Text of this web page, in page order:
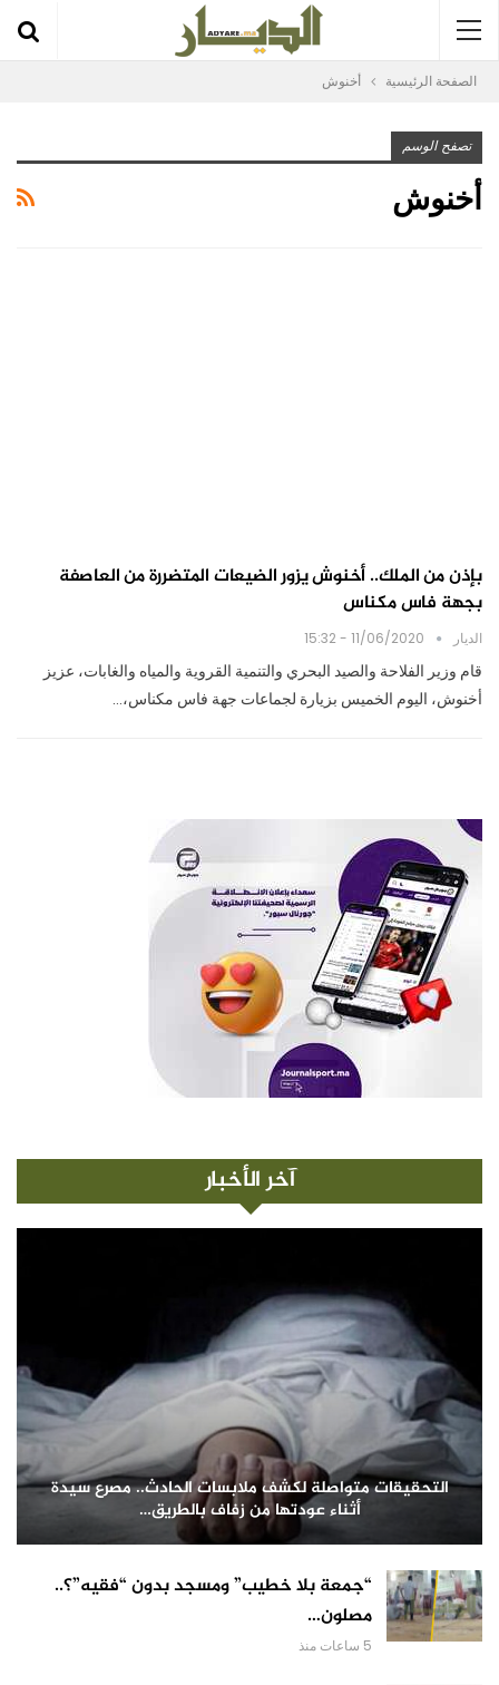
الصفحة الرئيسية أخنوش
تصفح الوسم
أخنوش
بإذن من الملك.. أخنوش يزور الضيعات المتضررة من العاصفة
بجهة فاس مكناس
الديار 11/06/2020 - 15:32
قام وزير الفلاحة والصيد البحري والتنمية القروية والمياه والغابات، عزيز
أخنوش، اليوم الخميس بزيارة لجماعات جهة فاس مكناس،…
آخر الأخبار
التحقيقات متواصلة لكشف ملابسات الحادث.. مصرع سيدة
أثناء عودتها من زفاف بالطريق…
“جمعة بلا خطيب” ومسجد بدون “فقيه”؟..
مصلون…
5 ساعات منذ